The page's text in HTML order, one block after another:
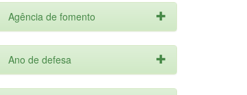
Agência de fomento
Ano de defesa